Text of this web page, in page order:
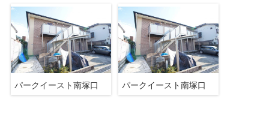
パークイースト南塚口 パークイースト南塚口